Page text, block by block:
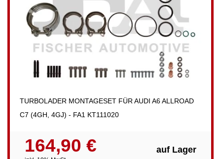
TURBOLADER MONTAGESET FÜR AUDI A6 ALLROAD
C7 (4GH, 4GJ) - FA1 KT111020
164,90 € auf Lager